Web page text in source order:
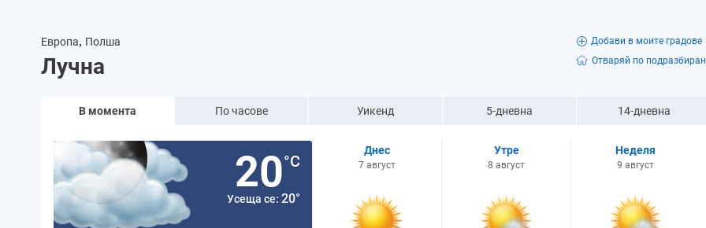
Европа, Полша
Лучна
Добави в моите градове
Отваряй по
В момента По часове Уикенд 5-дневна 14-дневна
20°C
Усеща се: 20°
Днес
7 август
Утре
8 август
Неделя
9 август